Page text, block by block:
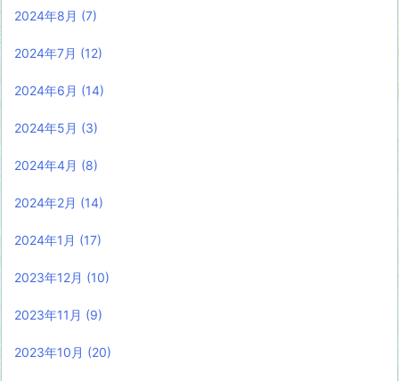
2024年8月 (7)
2024年7月 (12)
2024年6月 (14)
2024年5月 (3)
2024年4月 (8)
2024年2月 (14)
2024年1月 (17)
2023年12月 (10)
2023年11月 (9)
2023年10月 (20)